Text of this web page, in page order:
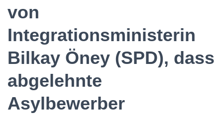
von
Integrationsministerin
Bilkay Öney (SPD), dass
abgelehnte
Asylbewerber